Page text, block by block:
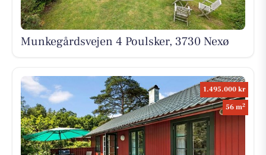
Munkegårdsvejen 4 Poulsker, 3730 Nexø
1.495.000 kr
56 m2